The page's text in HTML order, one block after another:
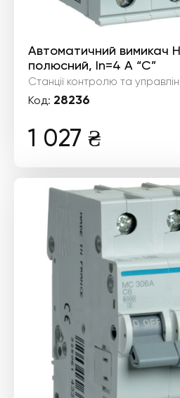
Автоматичний вимикач
полюсний, In=4 А “C”
Станції контролю та
Код: 28236
1 027 ₴